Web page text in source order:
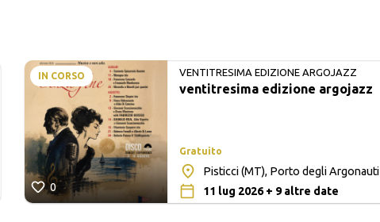
IN CORSO
0
VENTITRESIMA EDIZIONE ARGOJAZZ
ventitresima edizione argojazz
Gratuito
Pisticci (MT), Porto degli Argonauti
11 lug 2026 + 9 altre date